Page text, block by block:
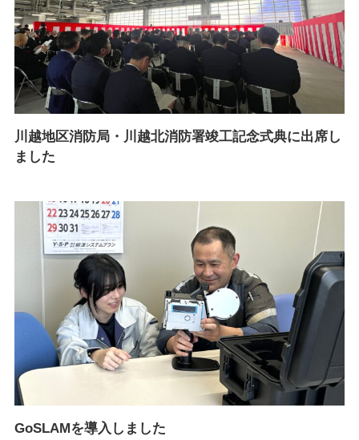
川越地区消防局・川越北消防署竣工記念式典に出席し
ました
GoSLAMを導入しました